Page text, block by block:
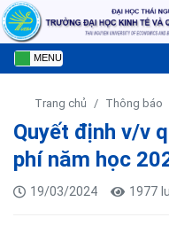
MENU
Trang chủ Thông báo
Quyết định v/v
phí năm học
19/03/2024 1977